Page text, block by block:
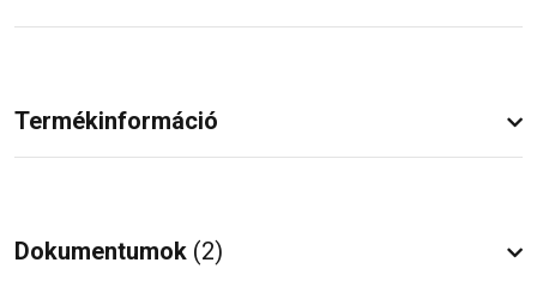
Termékinformáció
Dokumentumok (2)